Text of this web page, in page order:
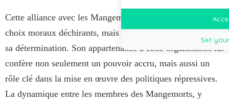
Cette alliance avec les Mangemorts expose Alecto à des
choix moraux déchirants, mais elle reste inébranlable dans
sa détermination. Son appartenance à cette organisation lui
confère non seulement un pouvoir accru, mais aussi un
rôle clé dans la mise en œuvre des politiques répressives.
La dynamique entre les membres des Mangemorts, y
Set